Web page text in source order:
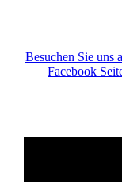
Besuchen Sie uns
Facebook